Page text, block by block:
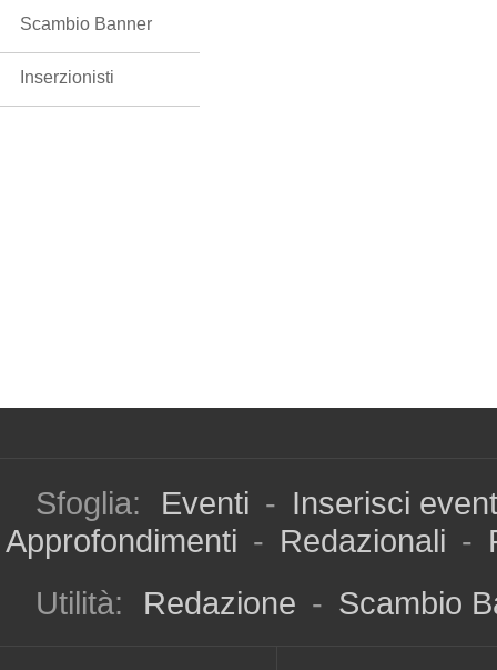
Scambio Banner
Inserzionisti
Sfoglia: Eventi - Inserisci
Approfondimenti - Redazionali -
Utilità:
Redazione - Scambio